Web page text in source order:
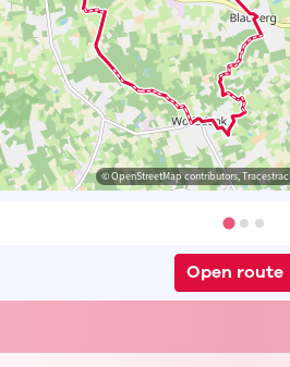
© OpenStreetMap contributors,
Open route